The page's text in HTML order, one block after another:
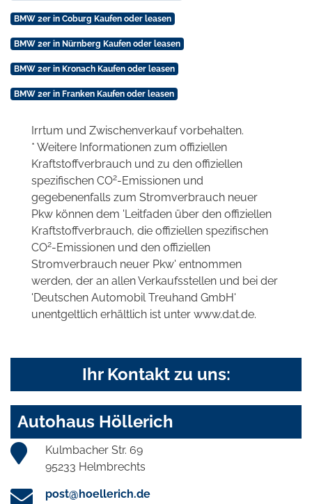
BMW 2er in Coburg Kaufen oder leasen
BMW 2er in Nürnberg Kaufen oder leasen
BMW 2er in Kronach Kaufen oder leasen
BMW 2er in Franken Kaufen oder leasen
Irrtum und Zwischenverkauf vorbehalten.
* Weitere Informationen zum offiziellen
Kraftstoffverbrauch und zu den offiziellen
spezifischen CO2-Emissionen und
gegebenenfalls zum Stromverbrauch neuer
Pkw können dem 'Leitfaden über den offiziellen
Kraftstoffverbrauch, die offiziellen spezifischen
CO2-Emissionen und den offiziellen
Stromverbrauch neuer Pkw' entnommen
werden, der an allen Verkaufsstellen und bei der
'Deutschen Automobil Treuhand GmbH'
unentgeltlich erhältlich ist unter www.dat.de.
Ihr Kontakt zu uns:
Autohaus Höllerich
Kulmbacher Str. 69
95233 Helmbrechts
post@hoellerich.de